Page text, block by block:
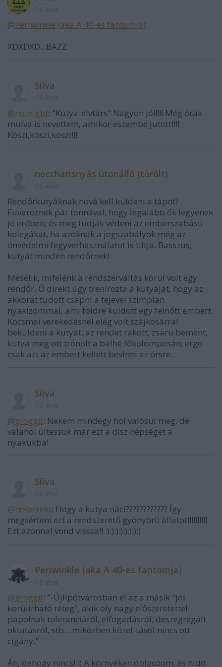
@Periwinkle (aka A 40-es fantomja):
XDXDXD...BAZZ
Sííva
@no-night: "Kutya-elvtárs" Nagyon jó!!!!! Még órák
mulva is nevettem, amikor eszembe jutott!!!!
Köszi,köszi,köszi!!!
neccharisnyás útonálló (törölt)
Rendőrkutyáknak hová kell küldeni a tápot?
Fuvaroznék pár tonnával, hogy legalább ők legyenek
jó erőben, és meg tudják védeni az emberszabású
kolegákat, ha azoknak a jogszabályok még az
önvédelmi fegyverhasználatot is tiltja. Basszus,
kutyát minden rendőrnek!
Mesélik, mifelénk a rendszerváltás körül volt egy
rendőr. Ő direkt úgy trenírozta a kutyáját, hogy az
akkorát tudott csapni a fejével szimplán
nyakizommal, ami földre küldött egy felnőtt embert.
Kocsmai verekedésnél elég volt szájkosárral
beküldeni a kutyát, az rendet rakott, zsaru bement,
kutya meg ott trónolt a balhé főkolomposán, ergo
csak azt az embert kellett bevinni az örsre.
Sííva
@groggil: Nekem mindegy hol valósul meg, de
valahol ültessük már ezt a dísz népséget a
nyakukba!
Sííva
@reKorrekt: Hogy a kutya náci???????????? Így
megsérteni ezt a rendszerető gyönyörű állatot!!!!!!!!!!
Ezt azonnal vond vissza!! :):):):):):):):)
Periwinkle (aka A 40-es fantomja)
@groggil: "-Újlipótvárosban él az a másik "jól
körülírható réteg", akik oly nagy előszeretettel
papolnak toleranciáról, elfogadásról, deszegregált
oktatásról, stb....miközben közel-távol nincs ott
cigány."
Áh, dehogy nincs! :( A környéken dolgozom, és hidd